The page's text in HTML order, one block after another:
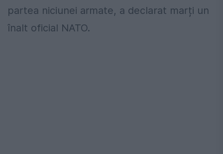
partea niciunei armate, a declarat marți un
înalt oficial NATO.